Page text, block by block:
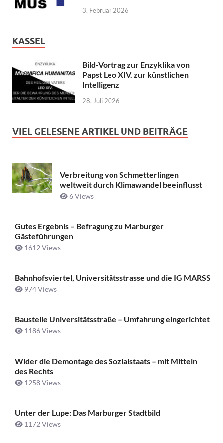
3. Februar 2026
KASSEL
Bild-Vortrag zur Enzyklika von
Papst Leo XIV. zur künstlichen
Intelligenz
28. Juli 2026
VIEL GELESENE ARTIKEL UND BEITRÄGE
Verbreitung von Schmetterlingen
weltweit durch Klimawandel beeinflusst
6 Views
Gutes Ergebnis – Befragung zu Marburger
Gästeführungen
1612 Views
Bahnhofsviertel, Universitätsstrasse und die IG MARSS
974 Views
Baustelle Universitätsstraße ­– Umfahrung eingerichtet
1186 Views
Wider die Demontage des Sozialstaats – mit Mitteln
des Rechts
1258 Views
Unter der Lupe: Das Marburger Stadtbild
1172 Views